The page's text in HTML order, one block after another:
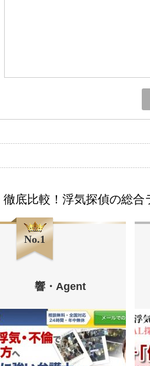
徹底比較！浮気探偵の総合
No.1
響・Agent